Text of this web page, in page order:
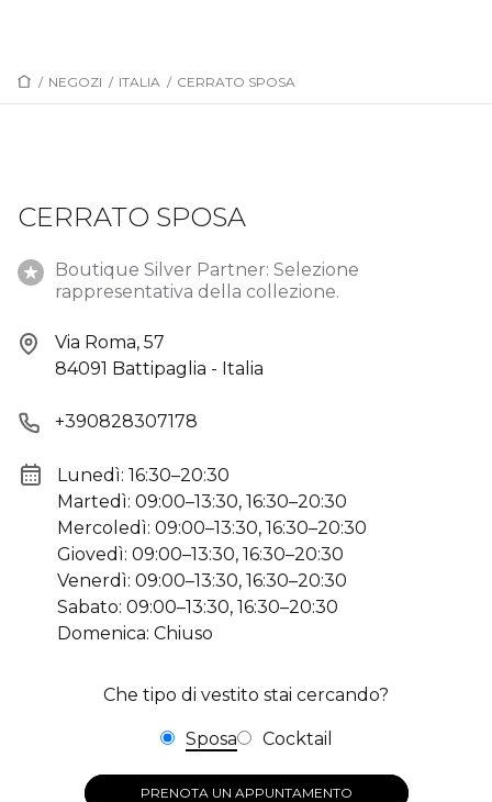
/ NEGOZI / ITALIA / CERRATO SPOSA
CERRATO SPOSA
Boutique Silver Partner: Selezione
rappresentativa della collezione.
Via Roma, 57
84091 Battipaglia - Italia
+390828307178
Lunedì: 16:30–20:30
Martedì: 09:00–13:30, 16:30–20:30
Mercoledì: 09:00–13:30, 16:30–20:30
Giovedì: 09:00–13:30, 16:30–20:30
Venerdì: 09:00–13:30, 16:30–20:30
Sabato: 09:00–13:30, 16:30–20:30
Domenica: Chiuso
Che tipo di vestito stai cercando?
Sposa Cocktail
PRENOTA UN APPUNTAMENTO